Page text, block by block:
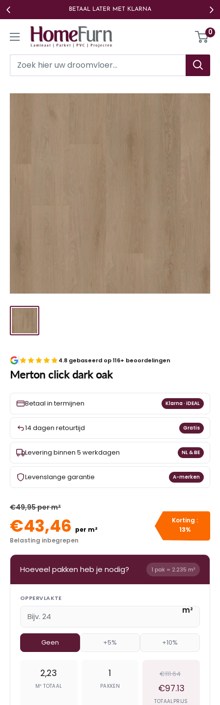
Ga
naar
BETAAL LATER MET KLARNA
Homefurn 0
4.8 gebaseerd op 116+ beoordelingen
Merton click dark oak
Betaal in termijnen Klarna · iDEAL
14 dagen retourtijd Gratis
Levering binnen 5 werkdagen NL & BE
Levenslange garantie A-merken
€49,95 per m²
€43,46 per m²
Belasting inbegrepen
Korting :
13%
Hoeveel pakken heb je nodig? 1 pak = 2.235 m²
OPPERVLAKTE
m²
Geen +5% +10%
2,23
M² TOTAAL
1
PAKKEN
€111.64
€97.13
TOTAALPRIJS